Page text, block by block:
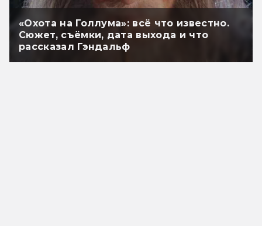
«Охота на Голлума»: всё что известно.
Сюжет, съёмки, дата выхода и что
рассказал Гэндальф